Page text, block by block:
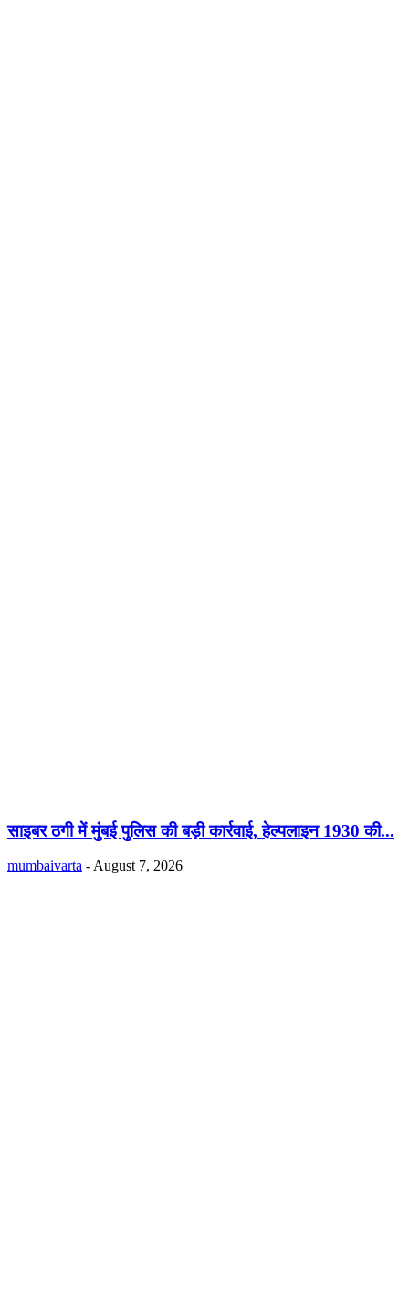
साइबर ठगी में मुंबई पुलिस की बड़ी कार्रवाई, हेल्पलाइन 1930 की...
mumbaivarta - August 7, 2026